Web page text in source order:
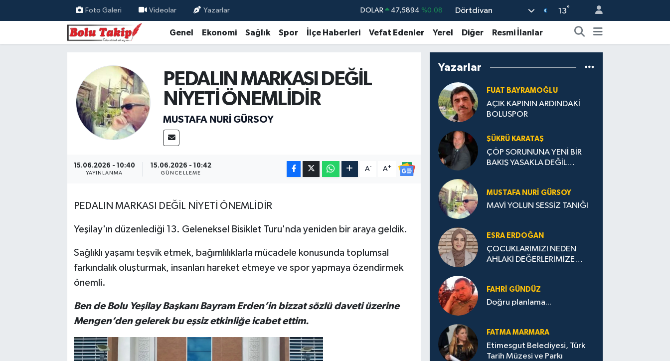
Foto Galeri Videolar Yazarlar DOLAR 47,5894 %0.08
EURO 55,0398 %-0.02
STERLİN 64,1581 %0.16
%4.44
%1.32
Dörtdivan 13°
Genel Ekonomi Sağlık Spor İlçe Haberleri Vefat Edenler Yerel Diğer Resmi İlanlar
PEDALIN MARKASI DEĞİL
NİYETİ ÖNEMLİDİR
MUSTAFA NURI GÜRSOY
15.06.2026 - 10:40
YAYINLANMA
15.06.2026 - 10:42
GÜNCELLEME
A- A+
PEDALIN MARKASI DEĞİL NİYETİ ÖNEMLİDİR
Yeşilay'ın düzenlediği 13. Geleneksel Bisiklet Turu'nda yeniden bir araya geldik.
Sağlıklı yaşamı teşvik etmek, bağımlılıklarla mücadele konusunda toplumsal
farkındalık oluşturmak, insanları hareket etmeye ve spor yapmaya özendirmek
önemli.
Ben de Bolu Yeşilay Başkanı Bayram Erden’in bizzat sözlü daveti üzerine
Mengen’den gelerek bu eşsiz etkinliğe icabet ettim.
Yazarlar
FUAT BAYRAMOĞLU
AÇIK KAPININ ARDINDAKİ
BOLUSPOR
ŞÜKRÜ KARATAŞ
ÇÖP SORUNUNA YENİ BİR
BAKIŞ YASAKLA DEĞİL
MUSTAFA NURI GÜRSOY
MAVİ YOLUN SESSİZ TANIĞI
ESRA ERDOĞAN
ÇOCUKLARIMIZI NEDEN
AHLAKİ DEĞERLERİMİZE
FAHRI GÜNDÜZ
Doğru planlama...
FATMA MARMARA
Etimesgut Belediyesi, Türk
Tarih Müzesi ve Parkı